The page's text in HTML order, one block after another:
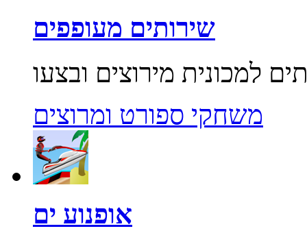
שירותים מעופפים
משחקי ספורט ומרוצים
אופנוע ים